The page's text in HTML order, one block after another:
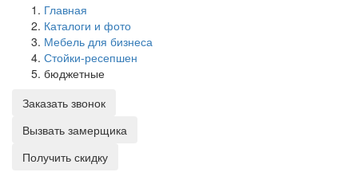
Главная
Каталоги и фото
Мебель для бизнеса
Стойки-ресепшен
бюджетные
Заказать звонок
Вызвать замерщика
Получить скидку